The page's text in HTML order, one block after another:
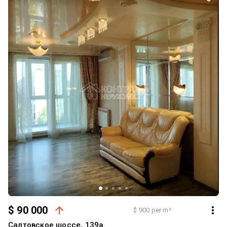
запитання, готові до Ваших пропозицій!. 3D-тур цього об'єкту ви
можете подивитись на нашому сайті: kn.ua/ua/r3d/135253 ; ID
объекта - RE-135253
$ 90 000 $ 900 per m²
Салтовское шоссе, 139а